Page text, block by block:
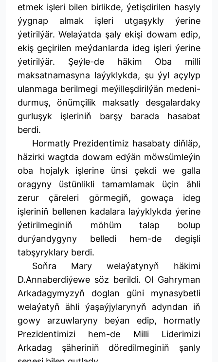
etmek işleri bilen birlikde, ýetişdirilen hasyly
ýygnap almak işleri utgaşykly ýerine
ýetirilýär. Welaýatda şaly ekişi dowam edip,
ekiş geçirilen meýdanlarda ideg işleri ýerine
ýetirilýär. Şeýle-de häkim Oba milli
maksatnamasyna laýyklykda, şu ýyl açylyp
ulanmaga berilmegi meýilleşdirilýän medeni-
durmuş, önümçilik maksatly desgalardaky
gurluşyk işleriniň barşy barada hasabat
berdi.
Hormatly Prezidentimiz hasabaty diňläp,
häzirki wagtda dowam edýän möwsümleýin
oba hojalyk işlerine ünsi çekdi we galla
oragyny üstünlikli tamamlamak üçin ähli
zerur çäreleri görmegiň, gowaça ideg
işleriniň bellenen kadalara laýyklykda ýerine
ýetirilmeginiň möhüm talap bolup
durýandygyny belledi hem-de degişli
tabşyryklary berdi.
Soňra Mary welaýatynyň häkimi
D.Annaberdiýewe söz berildi. Ol Gahryman
Arkadagymyzyň doglan güni mynasybetli
welaýatyň ähli ýaşaýjylarynyň adyndan iň
gowy arzuwlaryny beýan edip, hormatly
Prezidentimizi hem-de Milli Liderimizi
Arkadag şäheriniň döredilmeginiň şanly